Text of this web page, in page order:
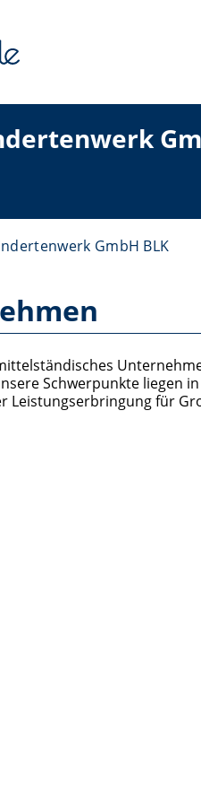
GmbH BLK
Schwerpunkte liegen
Leistungserbringung für